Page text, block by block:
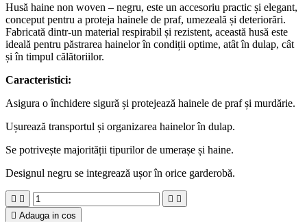
Husă haine non woven – negru, este un accesoriu practic și elegant,
conceput pentru a proteja hainele de praf, umezeală și deteriorări.
Fabricată dintr-un material respirabil și rezistent, această husă este
ideală pentru păstrarea hainelor în condiții optime, atât în dulap, cât
și în timpul călătoriilor.
Caracteristici:
Asigura o închidere sigură și protejează hainele de praf și murdărie.
Ușurează transportul și organizarea hainelor în dulap.
Se potrivește majorității tipurilor de umerașe și haine.
Designul negru se integrează ușor în orice garderobă.
   
 Adauga in cos